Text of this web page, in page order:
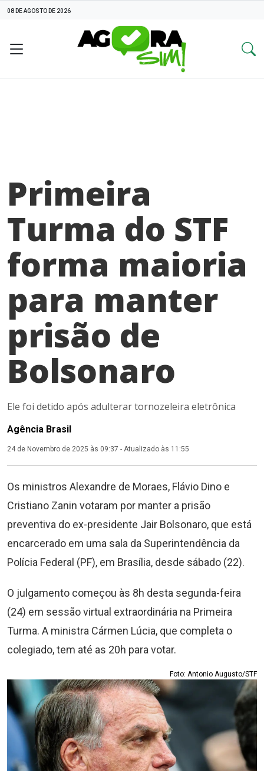
08 DE AGOSTO DE 2026
Primeira
Turma do STF
forma maioria
para manter
prisão de
Bolsonaro
Ele foi detido após adulterar tornozeleira eletrônica
Agência Brasil
24 de Novembro de 2025 às 09:37 - Atualizado às 11:55
Os ministros Alexandre de Moraes, Flávio Dino e
Cristiano Zanin votaram por manter a prisão
preventiva do ex-presidente Jair Bolsonaro, que está
encarcerado em uma sala da Superintendência da
Polícia Federal (PF), em Brasília, desde sábado (22).
O julgamento começou às 8h desta segunda-feira
(24) em sessão virtual extraordinária na Primeira
Turma. A ministra Cármen Lúcia, que completa o
colegiado, tem até as 20h para votar.
Foto: Antonio Augusto/STF